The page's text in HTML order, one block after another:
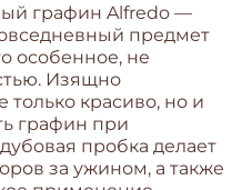
графин Alfredo —
предмет
особенное, не
Изящно
красиво, но и
графин при
пробка делает
за ужином, а также